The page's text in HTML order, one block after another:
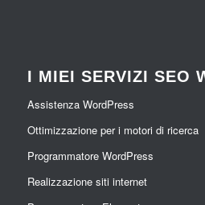
I MIEI SERVIZI SEO
Assistenza WordPress
Ottimizzazione per i motori di ricerca
Programmatore WordPress
Realizzazione siti internet